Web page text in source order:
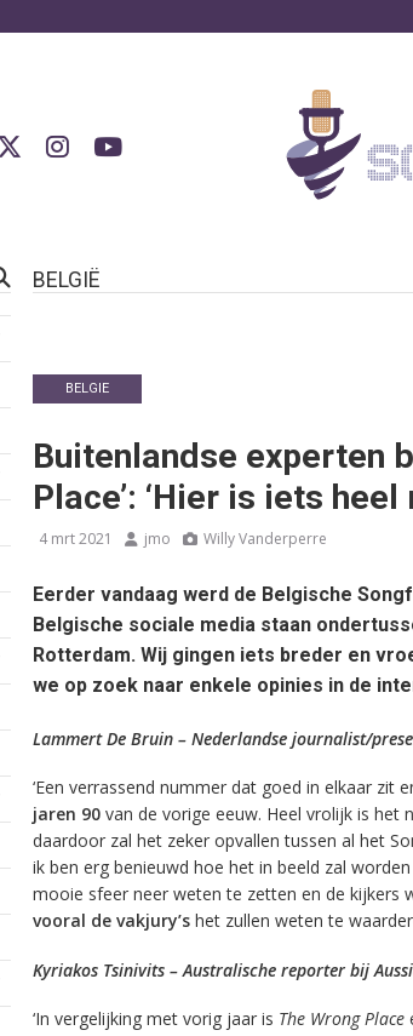
BELGIË
BELGIE
Buitenlandse experten
Place’: ‘Hier is iets
4 mrt 2021 jmo Willy Vanderperre
Eerder vandaag werd de Belgische
Belgische sociale media staan
Rotterdam. Wij gingen iets breder en
we op zoek naar enkele opinies in de
Lammert De Bruin – Nederlandse journalist/
‘Een verrassend nummer dat goed in elkaar zit
jaren 90van de vorige eeuw. Heel vrolijk is het
daardoor zal het zeker opvallen tussen al het
ik ben erg benieuwd hoe het in beeld zal
mooie sfeer neer weten te zetten en de kijkers
vooral de vakjury’shet zullen weten te
Kyriakos Tsinivits – Australische reporter bij
‘In vergelijking met vorig jaar is The Wrong Place